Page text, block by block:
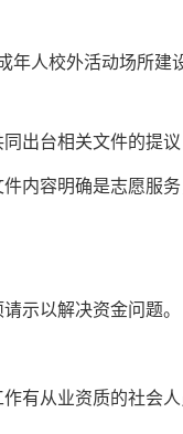
人校外活动场所建
出台相关文件的提议
内容明确是志愿服
示以解决资金问题。
有从业资质的社会